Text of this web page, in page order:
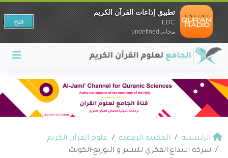
الرئيسية المكتبة الرقمية
علوم القرآن الكريم
شركة الابداع الفكري للنشر و التوزيع-الكويت
تطبيق إذاعات القرآن الكريم
EDC
مجانيundefined
فتح